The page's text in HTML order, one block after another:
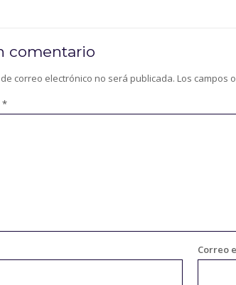
comentario
correo electrónico no será publicada. Los campos
*
Correo